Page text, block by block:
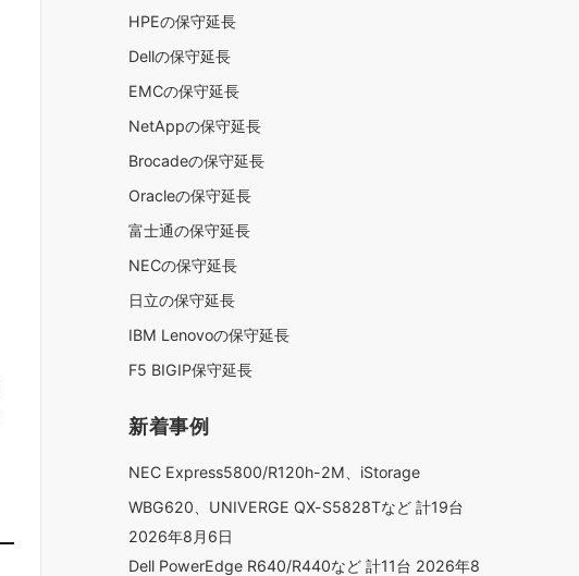
HPEの保守延長
Dellの保守延長
EMCの保守延長
NetAppの保守延長
Brocadeの保守延長
Oracleの保守延長
富士通の保守延長
NECの保守延長
日立の保守延長
IBM Lenovoの保守延長
F5 BIGIP保守延長
新着事例
NEC Express5800/R120h-2M、iStorage
WBG620、UNIVERGE QX-S5828Tなど 計19台
2026年8月6日
Dell PowerEdge R640/R440など 計11台 2026年8